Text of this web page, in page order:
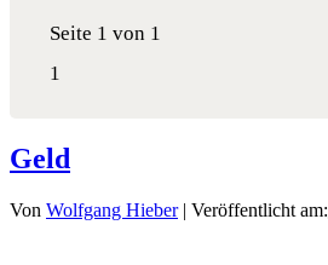
Seite 1 von 1
1
Geld
Von Wolfgang Hieber| Veröffentlicht am: